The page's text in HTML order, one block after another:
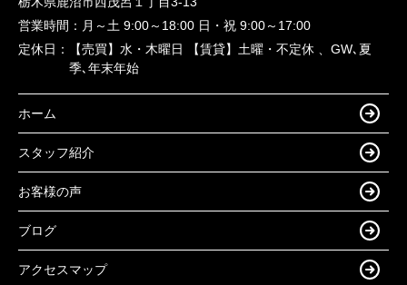
営業時間： 月～土 9:00～18:00 日・祝 9:00～17:00
定休日：
【売買】水・木曜日 【賃貸】土曜・不定休 、GW､夏
季､年末年始
ホーム
スタッフ紹介
お客様の声
ブログ
アクセスマップ